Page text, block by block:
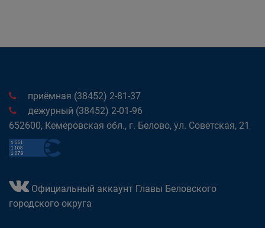
приёмная (38452) 2-81-37
дежурный (38452) 2-01-96
652600, Кемеровская обл., г. Белово, ул. Советская, 21
Официальный аккаунт Главы Беловского
городского округа